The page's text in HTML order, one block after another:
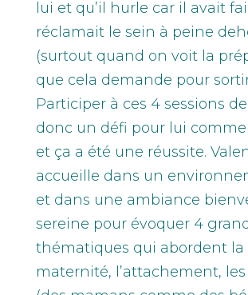
lui et qu’il hurle car il avait
réclamait le sein à peine
(surtout quand on voit la
que cela demande pour
Participer à ces 4 sessions
donc un défi pour lui
et ça a été une réussite.
accueille dans un
et dans une ambiance
sereine pour évoquer 4
thématiques qui abordent la
maternité, l’attachement,